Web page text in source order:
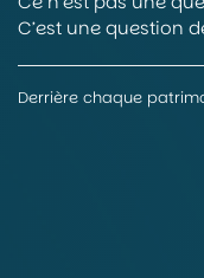
C’est une question
Derrière chaque